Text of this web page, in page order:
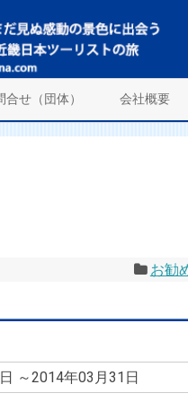
合せ（団体） 会社概要
お勧
～2014年03月31日